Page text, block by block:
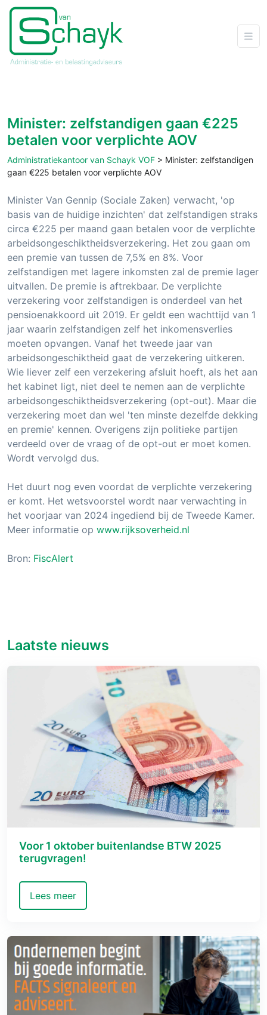
Minister: zelfstandigen gaan €225
betalen voor verplichte AOV
Administratiekantoor van Schayk VOF > Minister: zelfstandigen
gaan €225 betalen voor verplichte AOV
Minister Van Gennip (Sociale Zaken) verwacht, 'op
basis van de huidige inzichten' dat zelfstandigen straks
circa €225 per maand gaan betalen voor de verplichte
arbeidsongeschiktheidsverzekering. Het zou gaan om
een premie van tussen de 7,5% en 8%. Voor
zelfstandigen met lagere inkomsten zal de premie lager
uitvallen. De premie is aftrekbaar. De verplichte
verzekering voor zelfstandigen is onderdeel van het
pensioenakkoord uit 2019. Er geldt een wachttijd van 1
jaar waarin zelfstandigen zelf het inkomensverlies
moeten opvangen. Vanaf het tweede jaar van
arbeidsongeschiktheid gaat de verzekering uitkeren.
Wie liever zelf een verzekering afsluit hoeft, als het aan
het kabinet ligt, niet deel te nemen aan de verplichte
arbeidsongeschiktheidsverzekering (opt-out). Maar die
verzekering moet dan wel 'ten minste dezelfde dekking
en premie' kennen. Overigens zijn politieke partijen
verdeeld over de vraag of de opt-out er moet komen.
Wordt vervolgd dus.
Het duurt nog even voordat de verplichte verzekering
er komt. Het wetsvoorstel wordt naar verwachting in
het voorjaar van 2024 ingediend bij de Tweede Kamer.
Meer informatie op www.rijksoverheid.nl
Bron: FiscAlert
Laatste nieuws
Voor 1 oktober buitenlandse BTW 2025
terugvragen!
Lees meer